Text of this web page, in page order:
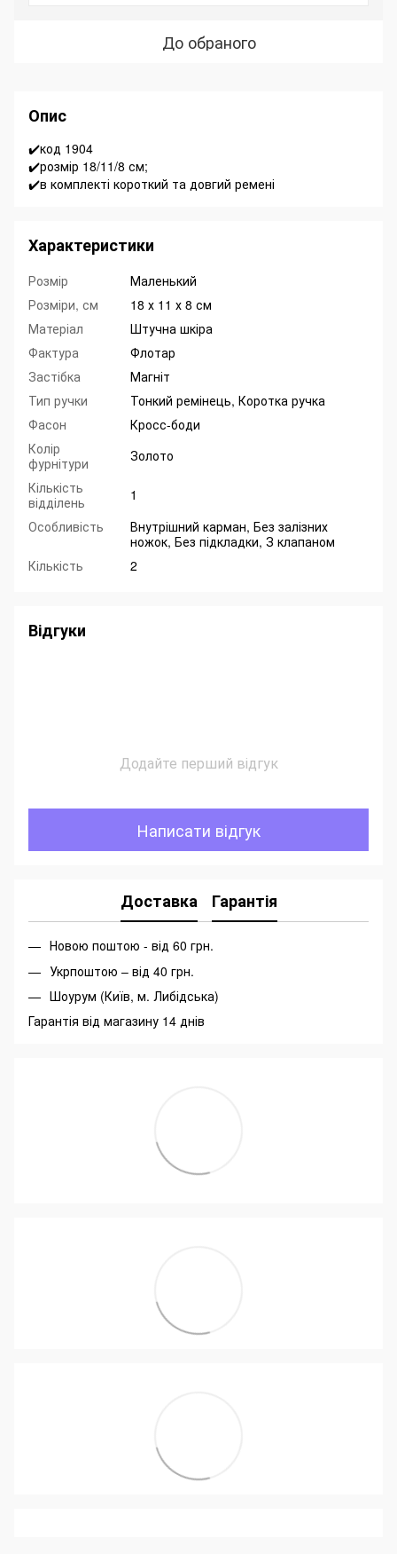
До обраного
Опис
✔️код 1904
✔️розмір 18/11/8 см;
✔️в комплекті короткий та довгий ремені
Характеристики
Розмір
Маленький
Розміри, см
18 х 11 х 8 см
Матеріал
Штучна шкіра
Фактура
Флотар
Застібка
Магніт
Тип ручки
Тонкий ремінець, Коротка ручка
Фасон
Кросс-боди
Колір
фурнітури
Золото
Кількість
відділень
1
Особливість
Внутрішний карман, Без залізних
ножок, Без підкладки, З клапаном
Кількість
2
Відгуки
Додайте перший відгук
Написати відгук
Доставка Гарантія
Новою поштою - від 60 грн.
Укрпоштою – від 40 грн.
Шоурум (Київ, м. Либідська)
Гарантія від магазину 14 днів